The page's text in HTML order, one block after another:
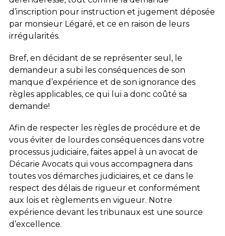
d’inscription pour instruction et jugement déposée
par monsieur Légaré, et ce en raison de leurs
irrégularités.
Bref, en décidant de se représenter seul, le
demandeur a subi les conséquences de son
manque d’expérience et de son ignorance des
règles applicables, ce qui lui a donc coûté sa
demande!
Afin de respecter les règles de procédure et de
vous éviter de lourdes conséquences dans votre
processus judiciaire, faites appel à un avocat de
Décarie Avocats qui vous accompagnera dans
toutes vos démarches judiciaires, et ce dans le
respect des délais de rigueur et conformément
aux lois et règlements en vigueur. Notre
expérience devant les tribunaux est une source
d’excellence.